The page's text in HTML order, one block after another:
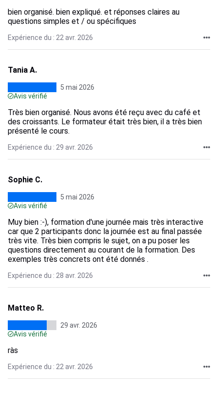
bien organisé. bien expliqué. et réponses claires au
questions simples et / ou spécifiques
Expérience du : 22 avr. 2026
Tania A.
5 mai 2026
Avis vérifié
Très bien organisé. Nous avons été reçu avec du café et
des croissants. Le formateur était très bien, il a très bien
présenté le cours.
Expérience du : 29 avr. 2026
Sophie C.
5 mai 2026
Avis vérifié
Muy bien :-), formation d'une journée mais très interactive
car que 2 participants donc la journée est au final passée
très vite. Très bien compris le sujet, on a pu poser les
questions directement au courant de la formation. Des
exemples très concrets ont été donnés .
Expérience du : 28 avr. 2026
Matteo R.
29 avr. 2026
Avis vérifié
ràs
Expérience du : 22 avr. 2026